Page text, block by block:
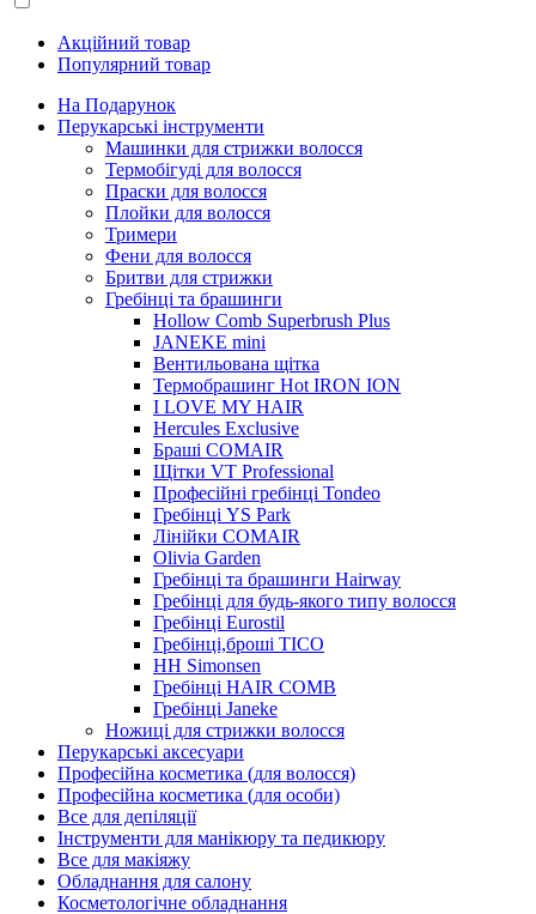
Акційний товар
Популярний товар
На Подарунок
Перукарські інструменти
Машинки для стрижки волосся
Термобігуді для волосся
Праски для волосся
Плойки для волосся
Тримери
Фени для волосся
Бритви для стрижки
Гребінці та брашинги
Hollow Comb Superbrush Plus
JANEKE mini
Вентильована щітка
Термобрашинг Hot IRON ION
I LOVE MY HAIR
Hercules Exclusive
Браші COMAIR
Щітки VT Professional
Професійні гребінці Tondeo
Гребінці YS Park
Лінійки COMAIR
Olivia Garden
Гребінці та брашинги Hairway
Гребінці для будь-якого типу волосся
Гребінці Eurostil
Гребінці,броші TICO
HH Simonsen
Гребінці HAIR COMB
Гребінці Janeke
Ножиці для стрижки волосся
Перукарські аксесуари
Професійна косметика (для волосся)
Професійна косметика (для особи)
Все для депіляції
Інструменти для манікюру та педикюру
Все для макіяжу
Обладнання для салону
Косметологічне обладнання